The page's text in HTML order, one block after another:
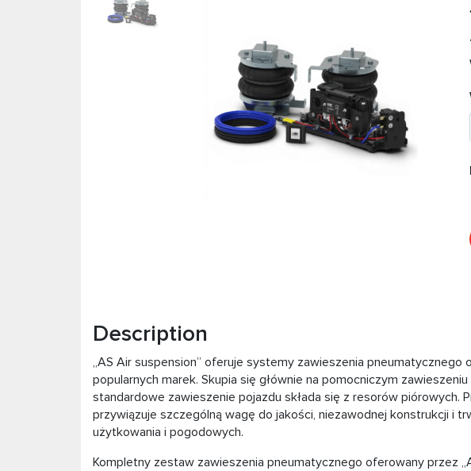
Description
„AS Air suspension” oferuje systemy zawieszenia pneumatycznego
popularnych marek. Skupia się głównie na pomocniczym
standardowe zawieszenie pojazdu składa się z resorów piórowych.
przywiązuje szczególną wagę do jakości, niezawodnej konstrukcji i
użytkowania i pogodowych.
Kompletny zestaw zawieszenia pneumatycznego oferowany przez